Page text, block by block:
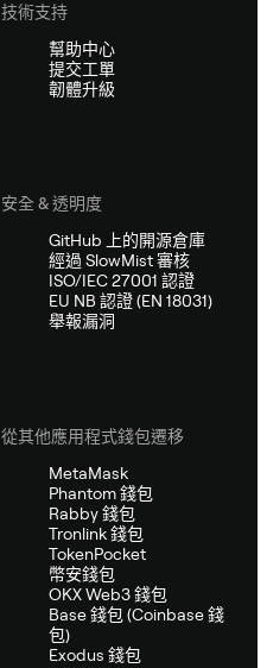
技術支持
幫助中心
提交工單
韌體升級
安全 & 透明度
GitHub 上的開源倉庫
經過 SlowMist 審核
ISO/IEC 27001 認證
EU NB 認證 (EN 18031)
舉報漏洞
從其他應用程式錢包遷移
MetaMask
Phantom 錢包
Rabby 錢包
Tronlink 錢包
TokenPocket
幣安錢包
OKX Web3 錢包
Base 錢包 (Coinbase 錢
包)
Exodus 錢包